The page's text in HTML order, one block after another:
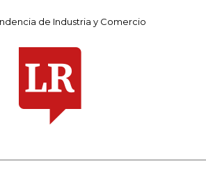
de Industria y Comercio